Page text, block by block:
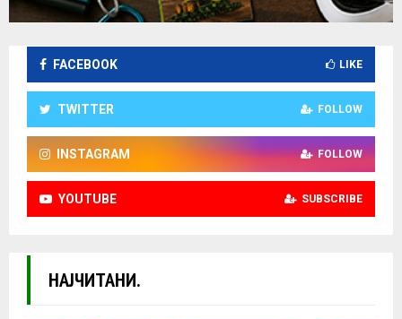
FACEBOOK LIKE
TWITTER FOLLOW
INSTAGRAM FOLLOW
YOUTUBE SUBSCRIBE
НАЈЧИТАНИ.